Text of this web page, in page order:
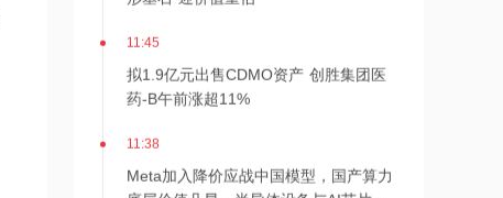
11:45
拟1.9亿元出售CDMO资产 创胜集团医
药-B午前涨超11%
11:38
Meta加入降价应战中国模型，国产算力
底层价值凸显，半导体设备与AI芯片双